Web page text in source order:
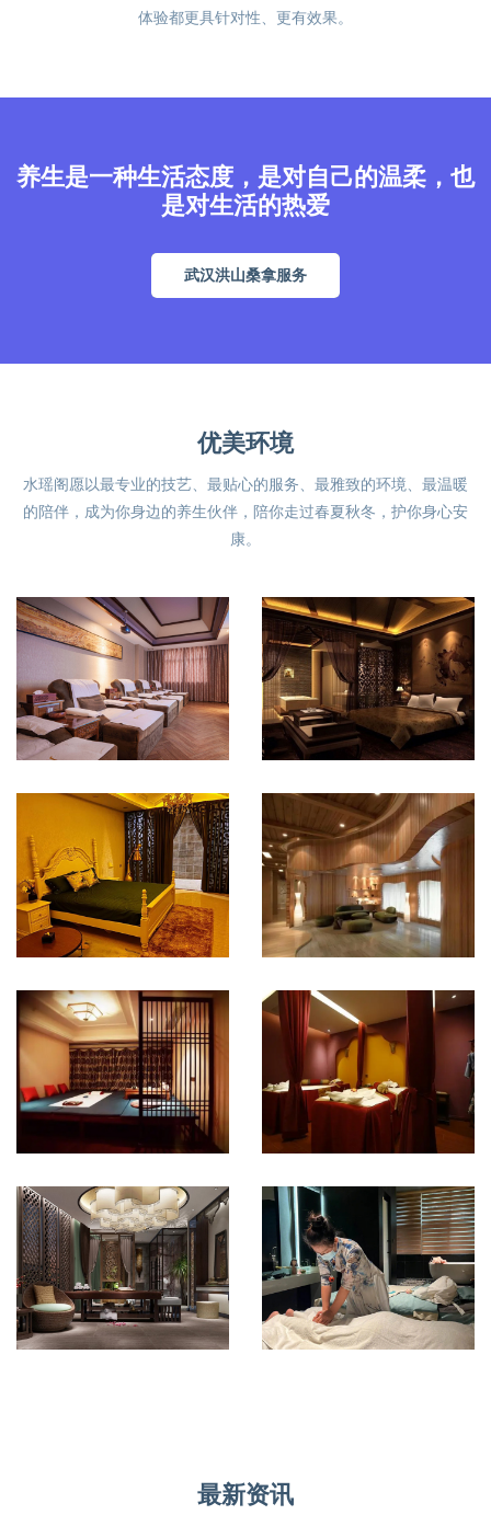
体验都更具针对性、更有效果。
养生是一种生活态度，是对自己的温柔，也
是对生活的热爱
武汉洪山桑拿服务
优美环境
水瑶阁愿以最专业的技艺、最贴心的服务、最雅致的环境、最温暖
的陪伴，成为你身边的养生伙伴，陪你走过春夏秋冬，护你身心安
康。
最新资讯